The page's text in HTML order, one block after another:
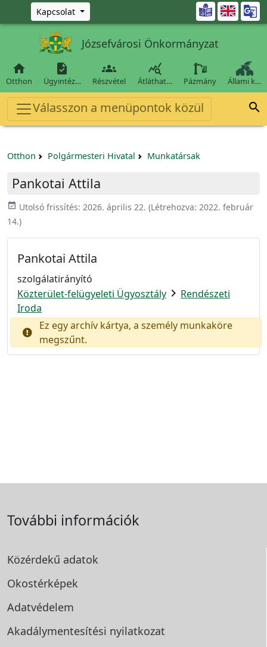
Ugrás a fő tartalomra
Kapcsolat 
Józsefvárosi Önkormányzat

Otthon

Ügyintéz…

Részvétel

Átláthat… Pázmány Állami k…
Válasszon a menüpontok közül 
Otthon Polgármesteri Hivatal Munkatársak
Pankotai Attila
event_available Utolsó frissítés: 2026. április 22. (Létrehozva: 2022. február
14.)
Pankotai Attila
szolgálatirányító
Közterület-felügyeleti Ügyosztály chevron_right Rendészeti
Iroda
Ez egy archív kártya, a személy munkaköre
megszűnt.
További információk
Közérdekű adatok
Okostérképek
Adatvédelem
Akadálymentesítési nyilatkozat